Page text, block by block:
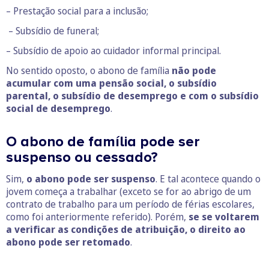
– Prestação social para a inclusão;
­ – Subsídio de funeral;
– Subsídio de apoio ao cuidador informal principal.
No sentido oposto, o abono de família não pode
acumular com uma pensão social, o subsídio
parental, o subsídio de desemprego e com o subsídio
social de desemprego.
O abono de família pode ser
suspenso ou cessado?
Sim, o abono pode ser suspenso. E tal acontece quando o
jovem começa a trabalhar (exceto se for ao abrigo de um
contrato de trabalho para um período de férias escolares,
como foi anteriormente referido). Porém, se se voltarem
a verificar as condições de atribuição, o direito ao
abono pode ser retomado.